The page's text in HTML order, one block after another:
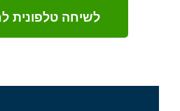
לשיחה טלפונית לחצו כאן